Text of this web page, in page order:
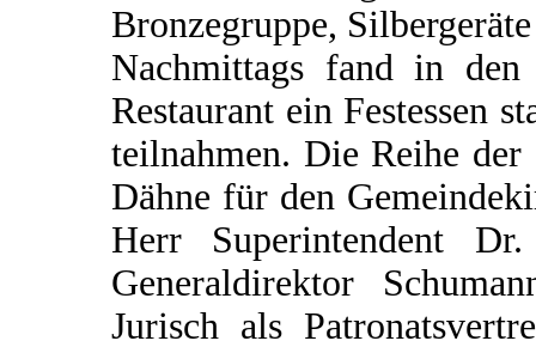
Bronzegruppe,
Nachmittags fand in den
Restaurant ein Festessen
teilnahmen. Die Reihe
Dähne für den
Herr Superintendent
Generaldirektor
Jurisch als